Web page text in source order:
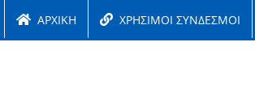
ΑΡΧΙΚΗ ΧΡΗΣΙΜΟΙ ΣΥΝΔΕΣΜΟΙ